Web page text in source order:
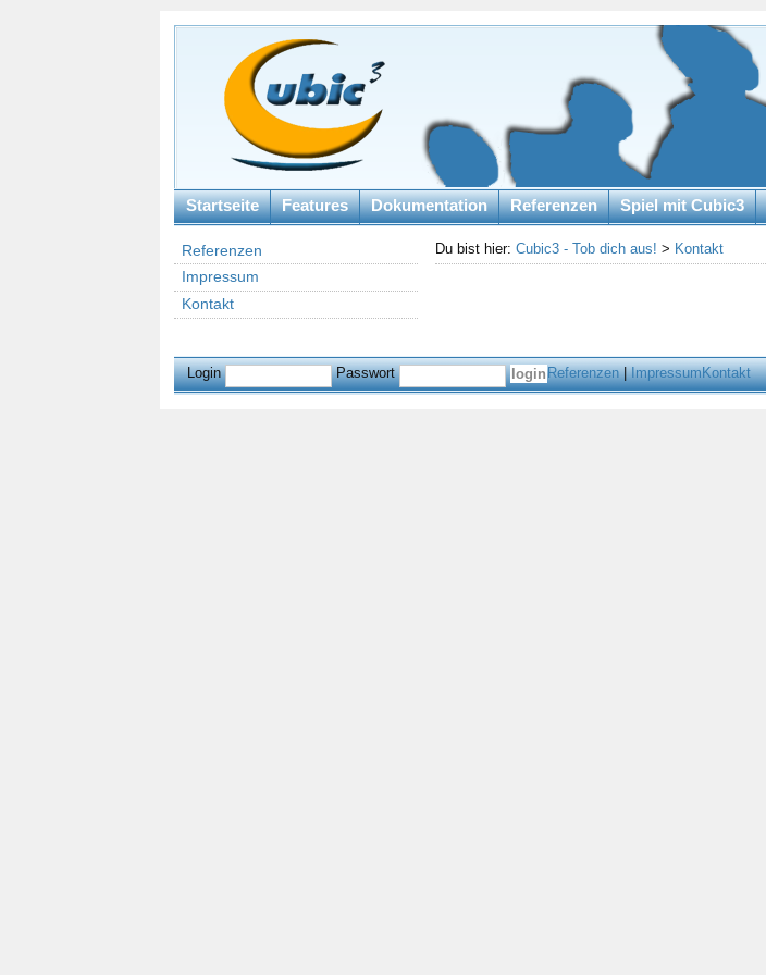
Startseite Features Dokumentation Referenzen Spiel mit Cubic3
Referenzen
Impressum
Kontakt
Du bist hier: Cubic3 - Tob dich aus! > Kontakt
Login Passwort Referenzen|ImpressumKontakt